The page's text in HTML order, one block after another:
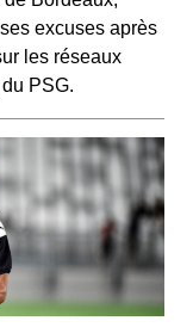
excuses après
les réseaux
PSG.